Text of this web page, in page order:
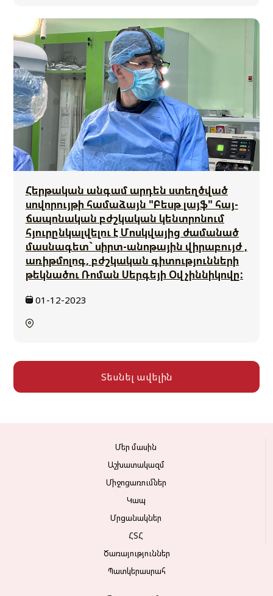
Հերթական անգամ արդեն ստեղծված
սովորույթի համաձայն "Բեսթ լայֆ" հայ-
ճապոնական բժշկական կենտրոնում
հյուրընկալվելու է Մոսկվայից ժամանած
մասնագետ` սիրտ-անոթային վիրաբույժ ,
առիթմոլոգ, բժշկական գիտությունների
թեկնածու Ռոման Սերգեյի Օվչիննիկովը:
01-12-2023
Տեսնել ավելին
Մեր մասին
Աշխատակազմ
Միջոցառումներ
Կապ
Մրցանակներ
ՀՏՀ
Ծառայություններ
Պատկերասրահ